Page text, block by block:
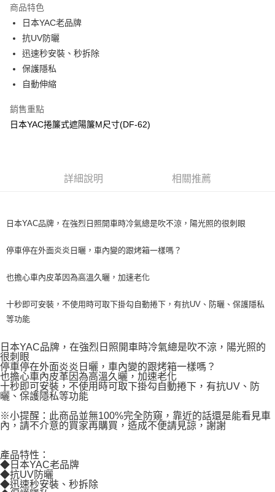
街口支付
悠遊付
全盈+PAY
AFTEE先享後付
相關說明
AFTEE先享後付是「在收到商品之後才付款」的支付方式。 讓您購物簡單
３．安心：先確認商品／服務後，再付款。
２．訂單成立數日內，您將收到繳費通知簡訊。
ATM／網路銀行／等多元方式進行付款，方視為交易完成。
後付繳納相關費用。
是否繳費成功／繳費後需取消欲退款等相關疑問，請聯繫「AFTEE先享後付
客戶支援中心」
１．透過由恩沛科技股份有限公司提供之「AFTEE先享後付」服務完成之交
易，需依本服務之必要範圍內提供個人資料，並將交易相關給付款項請求債
權轉讓予恩沛科技股份有限公司。
２．關於個人資料處理事宜，請瀏覽以下網址：
https://aftee.tw/terms/#terms3
３．未成年的使用者請事先徵得法定代理人或監護人之同意方可使用
「AFTEE先享後付」，若未經同意申辦者引起之損失，本公司不負相關責
任。
請求用戶進行身份認證。
５．嚴禁一人註冊多個帳號或使用他人資訊註冊。若發現惡意使用之情形，
恩沛科技股份有限公司將有權停止該用戶之使用額度並採取法律行動。
ATM付款
宅配寄送，滿490免運費(運費$70)
商品特色
日本YAC老品牌
抗UV防曬
迅速秒安裝、秒拆除
保護隱私
自動伸縮
銷售重點
日本YAC捲簾式遮陽簾M尺寸(DF-62)
詳細說明 相關推薦
日本YAC品牌，在強烈日照開車時冷氣總是吹不涼，陽光照的很刺眼
停車停在外面炎炎日曬，車內變的跟烤箱一樣嗎？
也擔心車內皮革因為高溫久曬，加速老化
十秒即可安裝，不使用時可取下掛勾自動捲下，有抗UV、防曬、保護隱私
等功能
日本YAC品牌，在強烈日照開車時冷氣總是吹不涼，陽光照的
很刺眼
停車停在外面炎炎日曬，車內變的跟烤箱一樣嗎？
也擔心車內皮革因為高溫久曬，加速老化
十秒即可安裝，不使用時可取下掛勾自動捲下，有抗UV、防
曬、保護隱私等功能
※小提醒：此商品並無100%完全防窺，靠近的話還是能看見車
內，請不介意的買家再購買，造成不便請見諒，謝謝
產品特性：
◆日本YAC老品牌
◆抗UV防曬
◆迅速秒安裝、秒拆除